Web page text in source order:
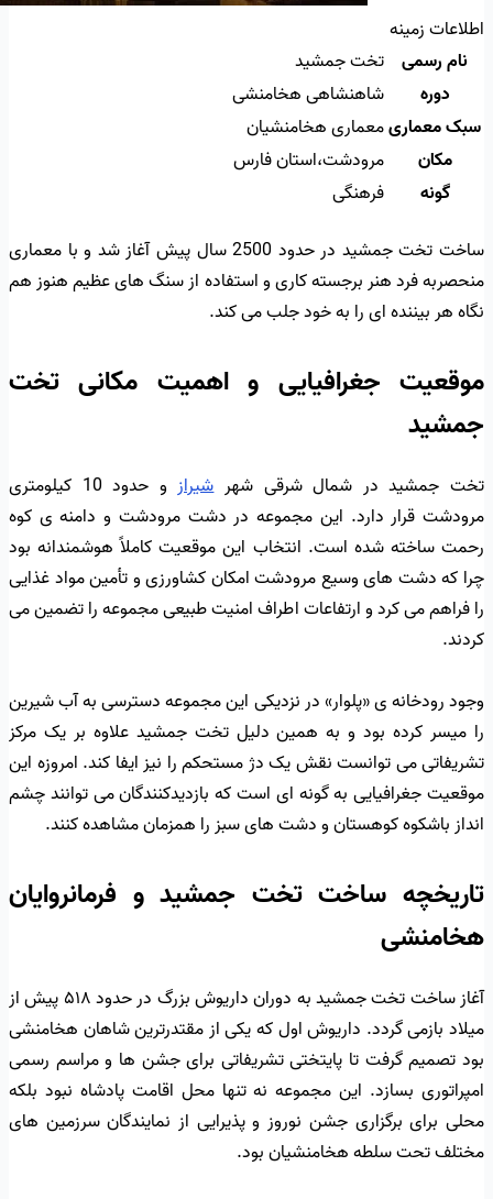
اطلاعات زمینه
نام رسمی
تخت جمشید
دوره
شاهنشاهی هخامنشی
سبک معماریمعماری هخامنشیان
مکان
مرودشت،استان فارس
گونه
فرهنگی
ساخت تخت جمشید در حدود 2500 سال پیش آغاز شد و با معماری
منحصربه فرد هنر برجسته کاری و استفاده از سنگ های عظیم هنوز هم
نگاه هر بیننده ای را به خود جلب می کند.
موقعیت جغرافیایی و اهمیت مکانی تخت
جمشید
تخت جمشید در شمال شرقی شهرشیراز
و حدود 10 کیلومتری
مرودشت قرار دارد. این مجموعه در دشت مرودشت و دامنه ی کوه
رحمت ساخته شده است. انتخاب این موقعیت کاملاً هوشمندانه بود
چرا که دشت های وسیع مرودشت امکان کشاورزی و تأمین مواد غذایی
را فراهم می کرد و ارتفاعات اطراف امنیت طبیعی مجموعه را تضمین می
کردند.
وجود رودخانه ی «پلوار» در نزدیکی این مجموعه دسترسی به آب شیرین
را میسر کرده بود و به همین دلیل تخت جمشید علاوه بر یک مرکز
تشریفاتی می توانست نقش یک دژ مستحکم را نیز ایفا کند. امروزه این
موقعیت جغرافیایی به گونه ای است که بازدیدکنندگان می توانند چشم
انداز باشکوه کوهستان و دشت های سبز را همزمان مشاهده کنند.
تاریخچه ساخت تخت جمشید و فرمانروایان
هخامنشی
آغاز ساخت تخت جمشید به دوران داریوش بزرگ در حدود ۵۱۸ پیش از
میلاد بازمی گردد. داریوش اول که یکی از مقتدرترین شاهان هخامنشی
بود تصمیم گرفت تا پایتختی تشریفاتی برای جشن ها و مراسم رسمی
امپراتوری بسازد. این مجموعه نه تنها محل اقامت پادشاه نبود بلکه
محلی برای برگزاری جشن نوروز و پذیرایی از نمایندگان سرزمین های
مختلف تحت سلطه هخامنشیان بود.